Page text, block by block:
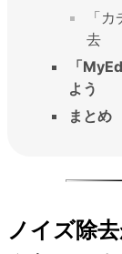
「
去
「
よう
まとめ
ノイズ除